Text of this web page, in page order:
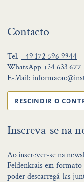
Contacto
Tel. +49 172 596 9944
WhatsApp+34 633 677
E-Mail:
RESCINDIR O
Inscreva-se na
Ao inscrever-se na
Feldenkrais em
poder descarregá-las